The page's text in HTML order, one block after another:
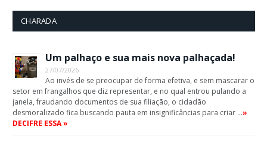
CHARADA
Um palhaço e sua mais nova palhaçada!
27/07/2026
Ao invés de se preocupar de forma efetiva, e sem mascarar o
setor em frangalhos que diz representar, e no qual entrou pulando a
janela, fraudando documentos de sua filiação, o cidadão
desmoralizado fica buscando pauta em insignificâncias para criar …»
DECIFRE ESSA »